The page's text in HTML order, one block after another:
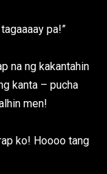
pa!”
na ng kakantahin
kanta – pucha
men!
ko! Hoooo tang